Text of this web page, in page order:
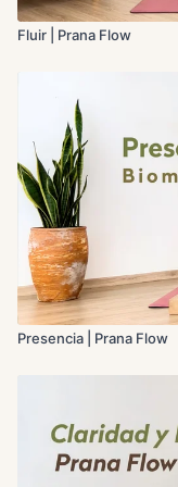
Fluir | Prana Flow
Presencia | Prana Flow